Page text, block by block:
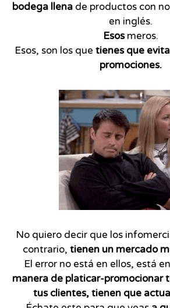
bodega llena de productos con
en inglés.
Esosmeros.
Esos, son los que tienes que
promociones.
No quiero decir que los
contrario, tienen un mercado
El error no está en ellos, está
manera de platicar-promocionar
tus clientes, tienen que